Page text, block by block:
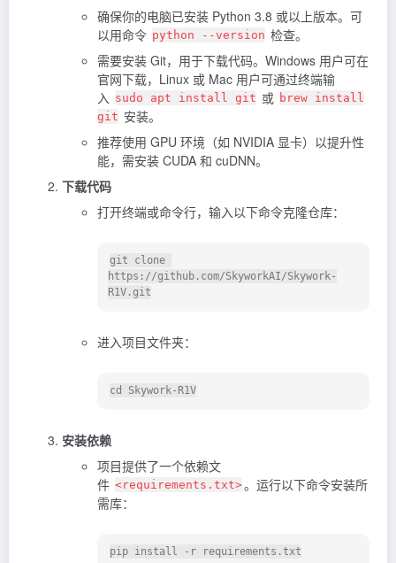
确保你的电脑已安装 Python 3.8 或以上版本。可
以用命令 python --version 检查。
需要安装 Git，用于下载代码。Windows 用户可在
官网下载，Linux 或 Mac 用户可通过终端输
入 sudo apt install git 或 brew install
git 安装。
推荐使用 GPU 环境（如 NVIDIA 显卡）以提升性
能，需安装 CUDA 和 cuDNN。
下载代码
打开终端或命令行，输入以下命令克隆仓库：
git clone
https://github.com/SkyworkAI/Skywork-
进入项目文件夹：
安装依赖
项目提供了一个依赖文
件 <requirements.txt>。运行以下命令安装所
需库：